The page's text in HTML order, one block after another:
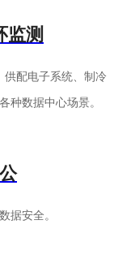
监测
供配电子系统、制冷
种数据中心场景。
据安全。